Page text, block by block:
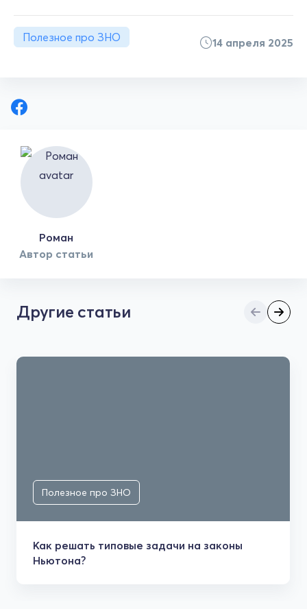
Полезное про ЗНО 14 апреля 2025
Роман
Автор статьи
Другие статьи
Полезное про ЗНО
Как решать типовые задачи на законы
Ньютона?